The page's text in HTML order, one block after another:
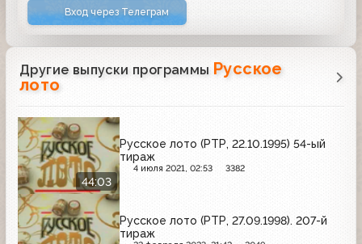
Вход через Телеграм
Другие выпуски программы Русское
лото
44:03
Русское лото (РТР, 22.10.1995) 54-ый
тираж
4 июля 2021, 02:53 3382
Русское лото (РТР, 27.09.1998). 207-й
тираж